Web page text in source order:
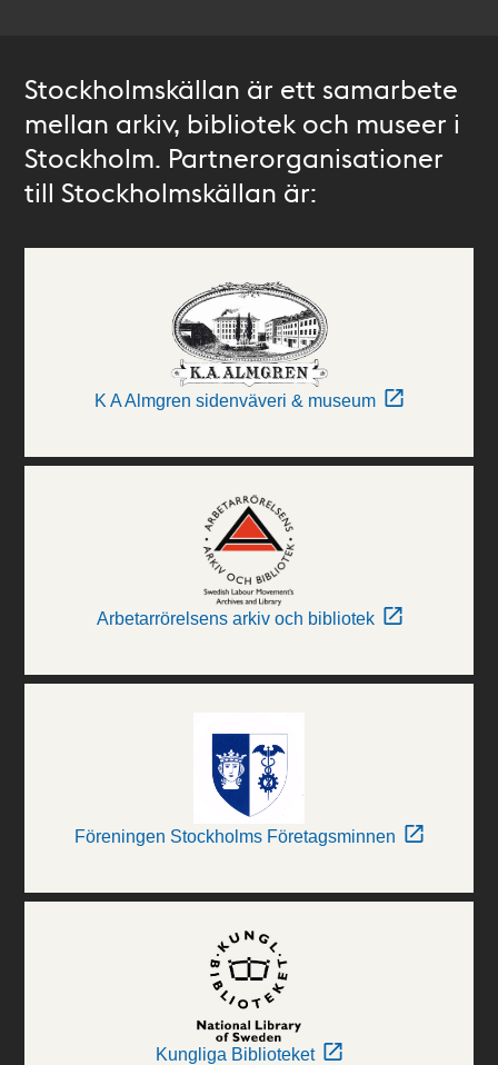
Stockholmskällan är ett samarbete
mellan arkiv, bibliotek och museer i
Stockholm. Partnerorganisationer
till Stockholmskällan är:
K A Almgren sidenväveri & museum
Arbetarrörelsens arkiv och bibliotek
Föreningen Stockholms Företagsminnen
Kungliga Biblioteket